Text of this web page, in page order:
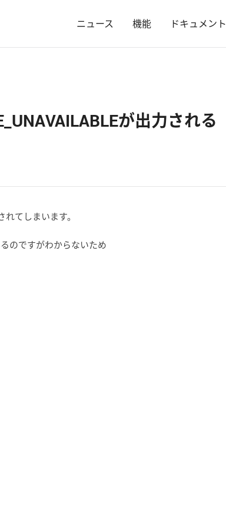
ニュース 機能 ドキュメント
が出力される
てしまいます。
のですがわからないため